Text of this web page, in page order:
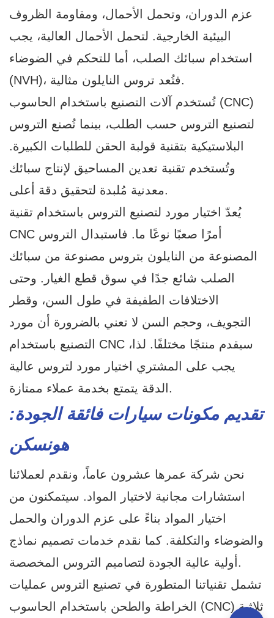
عزم الدوران، وتحمل الأحمال، ومقاومة الظروف
البيئية الخارجية. لتحمل الأحمال العالية، يجب
استخدام سبائك الصلب، أما للتحكم في الضوضاء
(NVH)، فتُعد تروس النايلون مثالية.
تُستخدم آلات التصنيع باستخدام الحاسوب (CNC)
لتصنيع التروس حسب الطلب، بينما تُصنع التروس
البلاستيكية بتقنية قولبة الحقن للطلبات الكبيرة.
وتُستخدم تقنية تعدين المساحيق لإنتاج سبائك
معدنية مُلبدة لتحقيق دقة أعلى.
يُعدّ اختيار مورد لتصنيع التروس باستخدام تقنية
CNC أمرًا صعبًا نوعًا ما. فاستبدال التروس
المصنوعة من النايلون بتروس مصنوعة من سبائك
الصلب شائع جدًا في سوق قطع الغيار. وحتى
الاختلافات الطفيفة في طول السن، وقطر
التجويف، وحجم السن لا تعني بالضرورة أن مورد
التصنيع باستخدام CNC سيقدم منتجًا مختلفًا. لذا،
يجب على المشتري اختيار مورد لتروس عالية
الدقة يتمتع بخدمة عملاء ممتازة.
تقديم مكونات سيارات فائقة الجودة:
هونسكن
نحن شركة عمرها عشرون عاماً، ونقدم لعملائنا
استشارات مجانية لاختيار المواد. سيتمكنون من
اختيار المواد بناءً على عزم الدوران والحمل
والضوضاء والتكلفة. كما نقدم خدمات تصميم نماذج
أولية عالية الجودة لتصاميم التروس المخصصة.
تشمل تقنياتنا المتطورة في تصنيع التروس عمليات
الخراطة والطحن باستخدام الحاسوب (CNC) ثلاثية